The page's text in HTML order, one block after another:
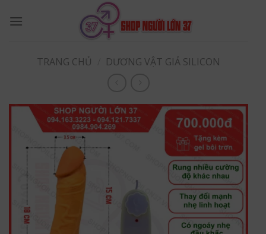
TRANG CHỦ
DƯƠNG VẬT GIẢ SILICON